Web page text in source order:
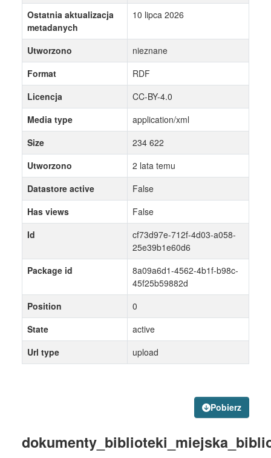
Pobierz
Ostatnia aktualizacja
metadanych
10 lipca 2026
Utworzono
nieznane
Format
RDF
Licencja
CC-BY-4.0
Media type
application/xml
Size
234 622
Utworzono
2 lata temu
Datastore active
False
Has views
False
Id
cf73d97e-712f-4d03-a058-
25e39b1e60d6
Package id
8a09a6d1-4562-4b1f-b98c-
45f25b59882d
Position
0
State
active
Url type
upload